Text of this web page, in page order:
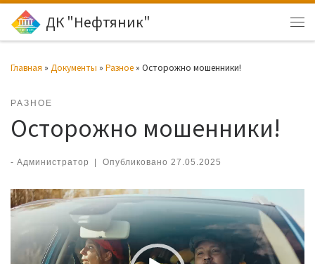
Перейти к содержимому
ДК "Нефтяник"
Главная » Документы » Разное » Осторожно мошенники!
РАЗНОЕ
Осторожно мошенники!
- Администратор Опубликовано 27.05.2025
Видеоплеер